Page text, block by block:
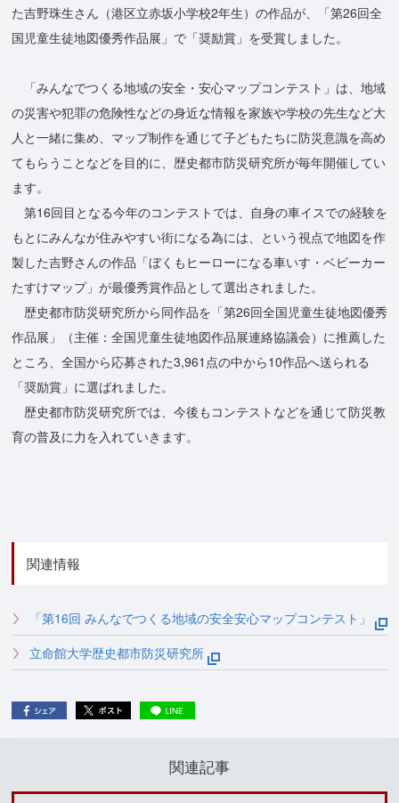
た吉野珠生さん（港区立赤坂小学校2年生）の作品が、「第26回全
国児童生徒地図優秀作品展」で「奨励賞」を受賞しました。
「みんなでつくる地域の安全・安心マップコンテスト」は、地域
の災害や犯罪の危険性などの身近な情報を家族や学校の先生など大
人と一緒に集め、マップ制作を通じて子どもたちに防災意識を高め
てもらうことなどを目的に、歴史都市防災研究所が毎年開催してい
ます。
第16回目となる今年のコンテストでは、自身の車イスでの経験を
もとにみんなが住みやすい街になる為には、という視点で地図を作
製した吉野さんの作品「ぼくもヒーローになる車いす・ベビーカー
たすけマップ」が最優秀賞作品として選出されました。
歴史都市防災研究所から同作品を「第26回全国児童生徒地図優秀
作品展」（主催：全国児童生徒地図作品展連絡協議会）に推薦した
ところ、全国から応募された3,961点の中から10作品へ送られる
「奨励賞」に選ばれました。
歴史都市防災研究所では、今後もコンテストなどを通じて防災教
育の普及に力を入れていきます。
関連情報
「第16回 みんなでつくる地域の安全安心マップコンテスト」
立命館大学歴史都市防災研究所
関連記事